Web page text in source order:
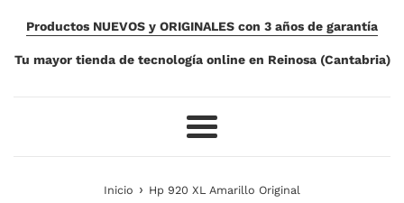
Productos NUEVOS y ORIGINALES con 3 años de garantía
Tu mayor tienda de tecnología online en Reinosa (Cantabria)
Más
Inicio › Hp 920 XL Amarillo Original